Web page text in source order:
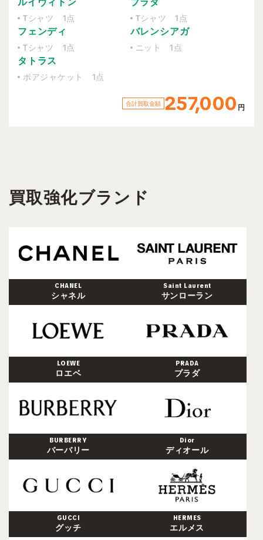
Tシャツ 1点 Tシャツ 1点
フェンディ
Tシャツ 1点
バレンシアガ
ニット 1点
タトラス
ボアジャケット 1点
合計買取金額 257,000 円
買取強化ブランド
CHANEL
シャネル
Saint Laurent
サンローラン
LOEWE
ロエベ
PRADA
プラダ
BURBERRY
バーバリー
Dior
ディオール
GUCCI
グッチ
HERMES
エルメス